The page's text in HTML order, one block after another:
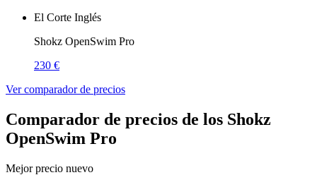
El Corte Inglés
Shokz OpenSwim Pro
230 €
Ver comparador de precios
Comparador de precios de los Shokz
OpenSwim Pro
Mejor precio nuevo